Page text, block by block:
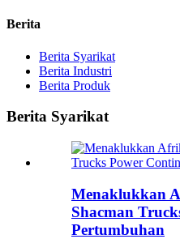
Berita
Berita Syarikat
Berita Industri
Berita Produk
Berita Syarikat
Menaklukkan
Shacman
Pertumbuhan